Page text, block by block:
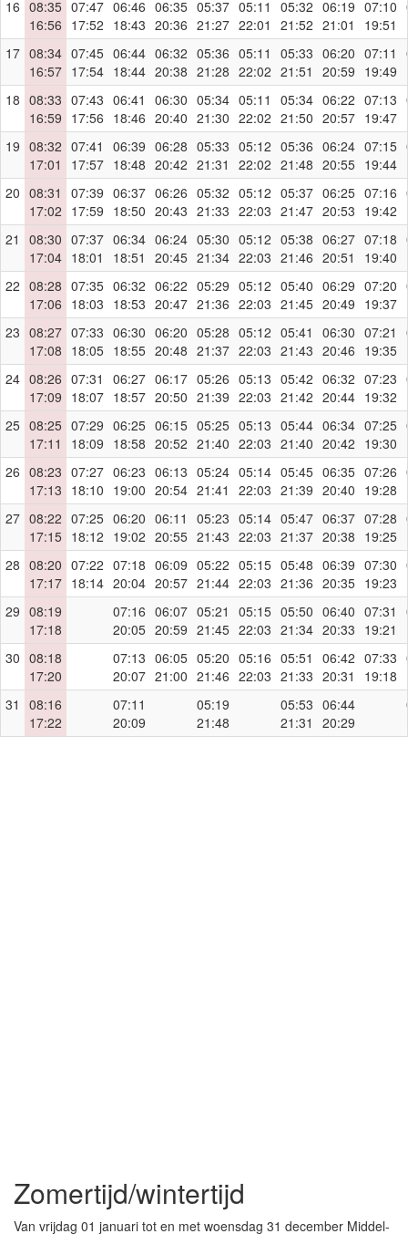
16 08:35
16:56
07:47
17:52
06:46
18:43
06:35
20:36
05:37
21:27
05:11
22:01
05:32
21:52
06:19
21:01
07:10
19:51
17 08:34
16:57
07:45
17:54
06:44
18:44
06:32
20:38
05:36
21:28
05:11
22:02
05:33
21:51
06:20
20:59
07:11
19:49
18 08:33
16:59
07:43
17:56
06:41
18:46
06:30
20:40
05:34
21:30
05:11
22:02
05:34
21:50
06:22
20:57
07:13
19:47
19 08:32
17:01
07:41
17:57
06:39
18:48
06:28
20:42
05:33
21:31
05:12
22:02
05:36
21:48
06:24
20:55
07:15
19:44
20 08:31
17:02
07:39
17:59
06:37
18:50
06:26
20:43
05:32
21:33
05:12
22:03
05:37
21:47
06:25
20:53
07:16
19:42
21
08:30
17:04
07:37
18:01
06:34
18:51
06:24
20:45
05:30
21:34
05:12
22:03
05:38
21:46
06:27
20:51
07:18
19:40
22 08:28
17:06
07:35
18:03
06:32
18:53
06:22
20:47
05:29
21:36
05:12
22:03
05:40
21:45
06:29
20:49
07:20
19:37
23 08:27
17:08
07:33
18:05
06:30
18:55
06:20
20:48
05:28
21:37
05:12
22:03
05:41
21:43
06:30
20:46
07:21
19:35
24 08:26
17:09
07:31
18:07
06:27
18:57
06:17
20:50
05:26
21:39
05:13
22:03
05:42
21:42
06:32
20:44
07:23
19:32
25 08:25
17:11
07:29
18:09
06:25
18:58
06:15
20:52
05:25
21:40
05:13
22:03
05:44
21:40
06:34
20:42
07:25
19:30
26 08:23
17:13
07:27
18:10
06:23
19:00
06:13
20:54
05:24
21:41
05:14
22:03
05:45
21:39
06:35
20:40
07:26
19:28
27 08:22
17:15
07:25
18:12
06:20
19:02
06:11
20:55
05:23
21:43
05:14
22:03
05:47
21:37
06:37
20:38
07:28
19:25
28 08:20
17:17
07:22
18:14
07:18
20:04
06:09
20:57
05:22
21:44
05:15
22:03
05:48
21:36
06:39
20:35
07:30
19:23
29 08:19
17:18
07:16
20:05
06:07
20:59
05:21
21:45
05:15
22:03
05:50
21:34
06:40
20:33
07:31
19:21
30 08:18
17:20
07:13
20:07
06:05
21:00
05:20
21:46
05:16
22:03
05:51
21:33
06:42
20:31
07:33
19:18
31
08:16
17:22
07:11
20:09
05:19
21:48
05:53
21:31
06:44
20:29
Zomertijd/wintertijd
Van vrijdag 01 januari tot en met woensdag 31 december Middel-